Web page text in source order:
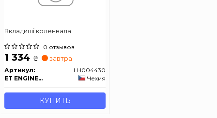
Вкладиші коленвала
0 отзывов
1 334 ₴ завтра
Артикул:
LH004430
ET ENGINETEAM
Чехия
КУПИТЬ